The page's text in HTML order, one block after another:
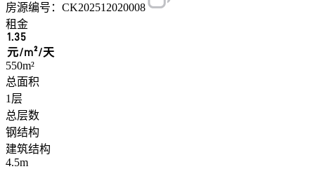
房源编号：CK202512020008
租金
1.35
元/m²/天
550m²
总面积
1层
总层数
钢结构
建筑结构
4.5m